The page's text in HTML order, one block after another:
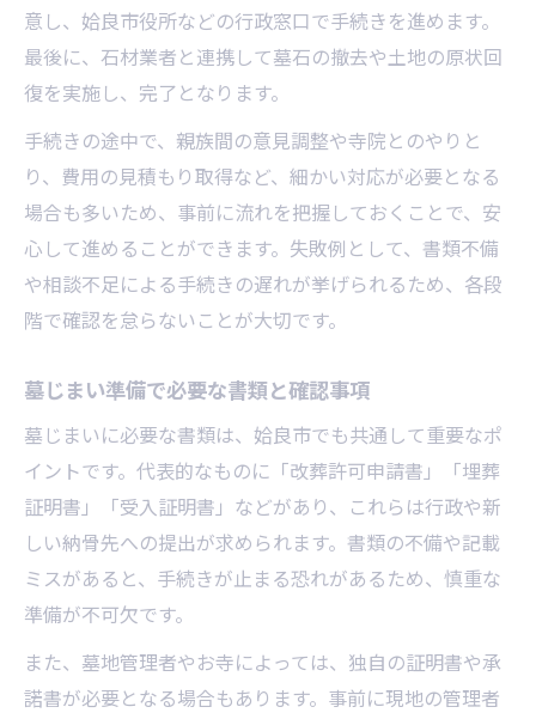
意し、姶良市役所などの行政窓口で手続きを進めます。
最後に、石材業者と連携して墓石の撤去や土地の原状回
復を実施し、完了となります。
手続きの途中で、親族間の意見調整や寺院とのやりと
り、費用の見積もり取得など、細かい対応が必要となる
場合も多いため、事前に流れを把握しておくことで、安
心して進めることができます。失敗例として、書類不備
や相談不足による手続きの遅れが挙げられるため、各段
階で確認を怠らないことが大切です。
墓じまい準備で必要な書類と確認事項
墓じまいに必要な書類は、姶良市でも共通して重要なポ
イントです。代表的なものに「改葬許可申請書」「埋葬
証明書」「受入証明書」などがあり、これらは行政や新
しい納骨先への提出が求められます。書類の不備や記載
ミスがあると、手続きが止まる恐れがあるため、慎重な
準備が不可欠です。
また、墓地管理者やお寺によっては、独自の証明書や承
諾書が必要となる場合もあります。事前に現地の管理者